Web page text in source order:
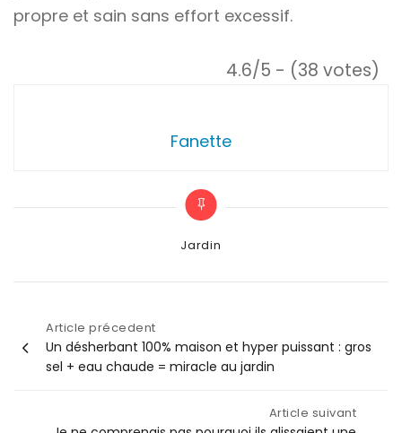
propre et sain sans effort excessif.
4.6/5 - (38 votes)
Fanette
Categories
Jardin
Navigation
Article précedent
Un désherbant 100% maison et hyper puissant : gros
sel + eau chaude = miracle au jardin
Article suivant